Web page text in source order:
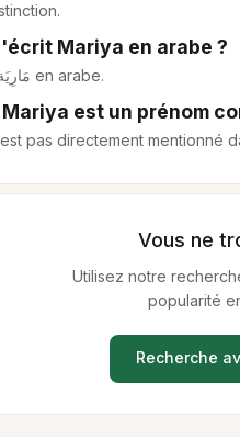
Mariya en arabe ?
en arabe.
est un prénom
pas directement mentionné
Vous ne
Utilisez notre
popularité
Recherche